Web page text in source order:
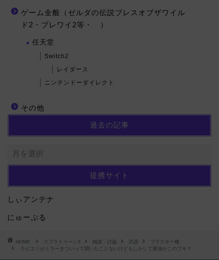
ゲーム全般（ゼルダの伝説ブレスオブザワイル
ド2・ブレワイ2等・ ）
任天堂
Switch2
レイダース
ニンテンドーダイレクト
その他
過去の記事
提携サイト
しぃアンテナ
にゅーぷる
HOME スプラトゥーン3 雑談・討論 武器
ブラスター種
ラピエリがミラーきついって聞いたことないけどもしかして最強かこのブキ？